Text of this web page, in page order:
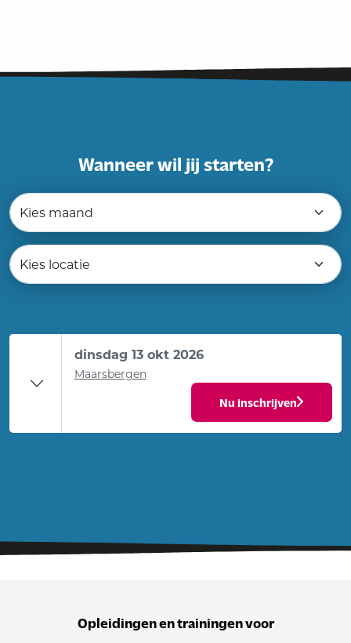
Wanneer wil jij starten?
dinsdag 13 okt 2026
Maarsbergen
Nu inschrijven
Opleidingen en trainingen voor